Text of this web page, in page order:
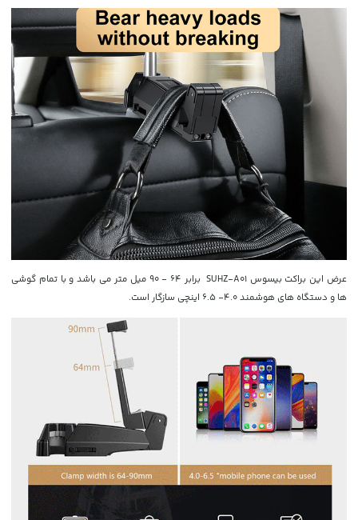
عرض این براکت بیسوس SUHZ-A01 برابر 64 - 90 میل متر می باشد و با تمام گوشی
ها و دستگاه های هوشمند 4.0- 6.5 اینچی سازگار است.